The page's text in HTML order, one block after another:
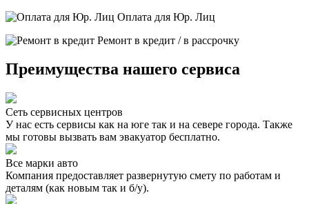
Оплата для Юр. Лиц
Ремонт в кредит / в рассрочку
Преимущества нашего сервиса
Сеть сервисных центров
У нас есть сервисы как на юге так и на севере города. Также
мы готовы вызвать вам эвакуатор бесплатно.
Все марки авто
Компания предоставляет развернутую смету по работам и
деталям (как новым так и б/у).